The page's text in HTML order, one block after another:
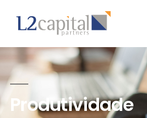
Produtividade